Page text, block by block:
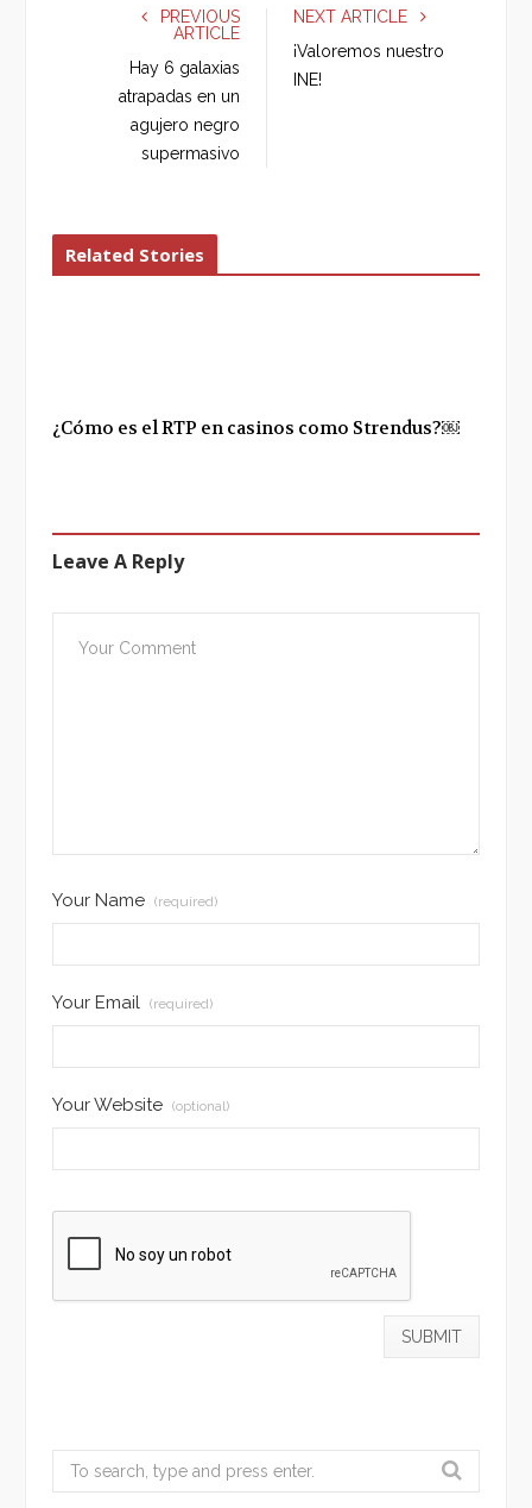
e
g
PREVIOUS
ARTICLE
Hay 6 galaxias
atrapadas en un
agujero negro
supermasivo
NEXT ARTICLE
¡Valoremos nuestro
INE!
Related Stories
¿Cómo es el RTP en casinos como Strendus?￼
Leave A Reply
Your Name (required)
Your Email (required)
Your Website (optional)
Search
for: